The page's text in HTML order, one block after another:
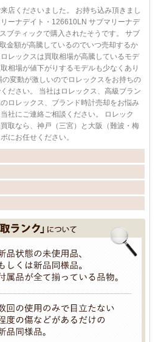
した。 お持ち込み頂きまし
ト・126610LN サブマリーナデ
ティックで購入されたそうです。 サブ
金額が高騰しているのでいつ売却するか
レックスは買取相場が高騰しているモデ
相場が値下がりするモデルも少なくあり
クス、高級ブラン
ロレックス、ブランド時計売却をお悩み
ご連絡ご相談ください。 ロレック
取なら、神戸（三宮）と大阪（難波・梅
にお任せください。